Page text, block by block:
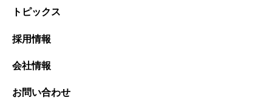
トピックス
採用情報
会社情報
お問い合わせ